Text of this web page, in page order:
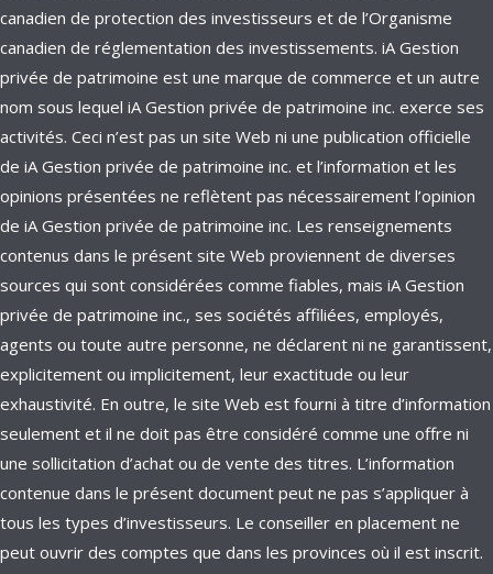
canadien de protection des investisseurs et de l’Organisme
canadien de réglementation des investissements. iA Gestion
privée de patrimoine est une marque de commerce et un autre
nom sous lequel iA Gestion privée de patrimoine inc. exerce ses
activités. Ceci n’est pas un site Web ni une publication officielle
de iA Gestion privée de patrimoine inc. et l’information et les
opinions présentées ne reflètent pas nécessairement l’opinion
de iA Gestion privée de patrimoine inc. Les renseignements
contenus dans le présent site Web proviennent de diverses
sources qui sont considérées comme fiables, mais iA Gestion
privée de patrimoine inc., ses sociétés affiliées, employés,
agents ou toute autre personne, ne déclarent ni ne garantissent,
explicitement ou implicitement, leur exactitude ou leur
exhaustivité. En outre, le site Web est fourni à titre d’information
seulement et il ne doit pas être considéré comme une offre ni
une sollicitation d’achat ou de vente des titres. L’information
contenue dans le présent document peut ne pas s’appliquer à
tous les types d’investisseurs. Le conseiller en placement ne
peut ouvrir des comptes que dans les provinces où il est inscrit.